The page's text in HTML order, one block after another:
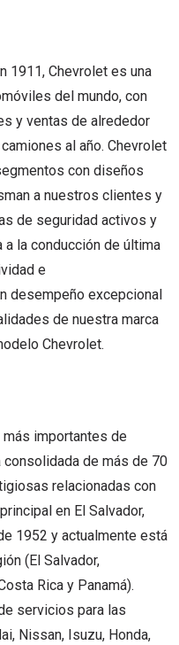
1911, Chevrolet es una
del mundo, con
y ventas de alrededor
al año. Chevrolet
con diseños
a nuestros clientes y
de seguridad activos y
la conducción de última
e
desempeño excepcional
de nuestra marca
Chevrolet.
importantes de
consolidada de más de 70
relacionadas con
en El Salvador,
1952 y actualmente está
(El Salvador,
Rica y Panamá).
servicios para las
Nissan, Isuzu, Honda,